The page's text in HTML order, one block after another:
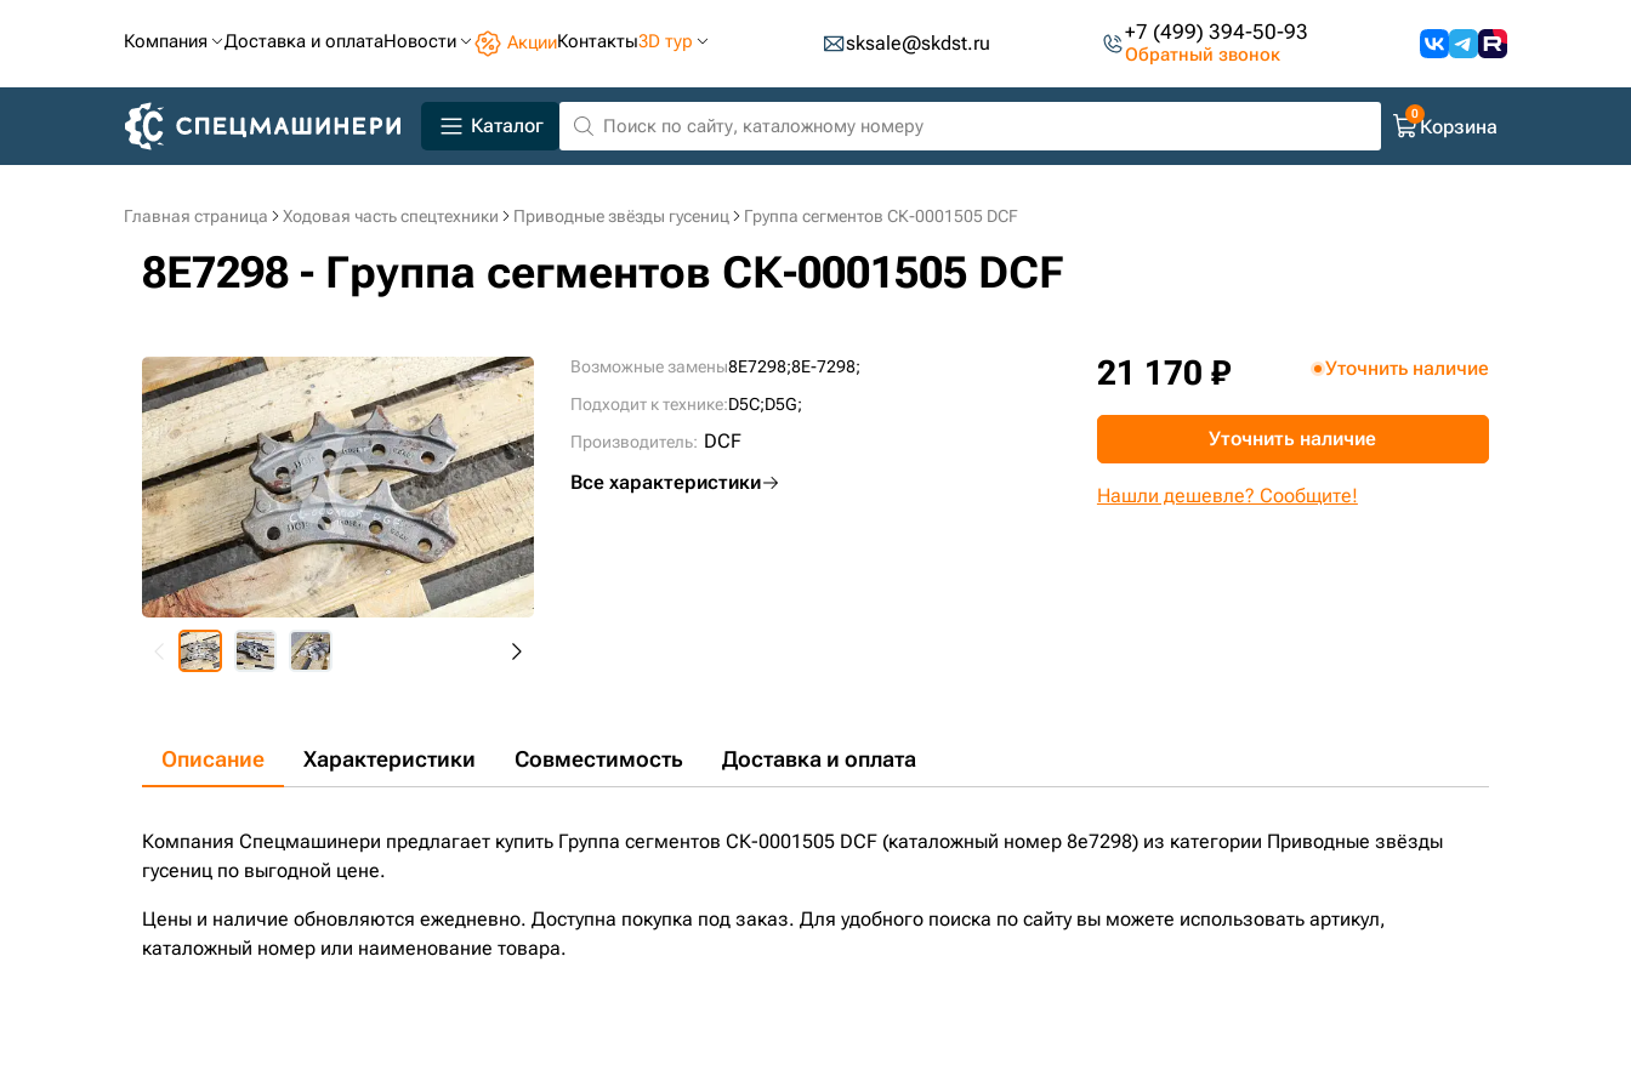
Компания Доставка и оплатаНовости АкцииКонтакты3D тур sksale@skdst.ru +7 (499) 394-50-93
Обратный звонок
Каталог Корзина
Главная страница Ходовая часть спецтехники Приводные звёзды гусениц Группа сегментов СК-0001505 DCF
8E7298 - Группа сегментов СК-0001505 DCF
Возможные замены8E7298;8E-7298;
Подходит к технике:D5C;D5G;
Производитель: DCF
Все характеристики
21 170 ₽ Уточнить наличие
Уточнить наличие
Нашли дешевле? Сообщите!
Описание Характеристики Совместимость Доставка и оплата
Компания Спецмашинери предлагает купить Группа сегментов СК-0001505 DCF (каталожный номер 8e7298) из категории Приводные звёзды
гусениц по выгодной цене.
Цены и наличие обновляются ежедневно. Доступна покупка под заказ. Для удобного поиска по сайту вы можете использовать артикул,
каталожный номер или наименование товара.